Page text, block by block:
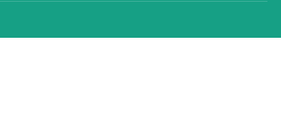
та захисту персональних даних